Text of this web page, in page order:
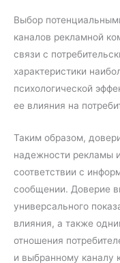
Выбор
каналов рекламной
связи с
характеристики
психологической
ее влияния на
Таким образом,
надежности рекламы
соответствии с
сообщении. Доверие
универсального
влияния, а также
отношения
и выбранному каналу